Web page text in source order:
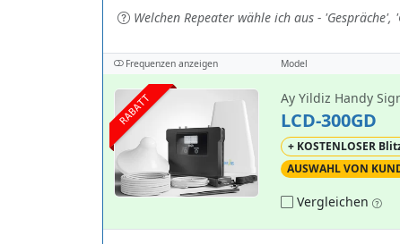
Welchen Repeater wähle ich aus - 'Gespräche',
Frequenzen anzeigen Model
RABATT Ay Yildiz Handy
LCD-300GD
+ KOSTENLOSER
AUSWAHL VON
Vergleichen